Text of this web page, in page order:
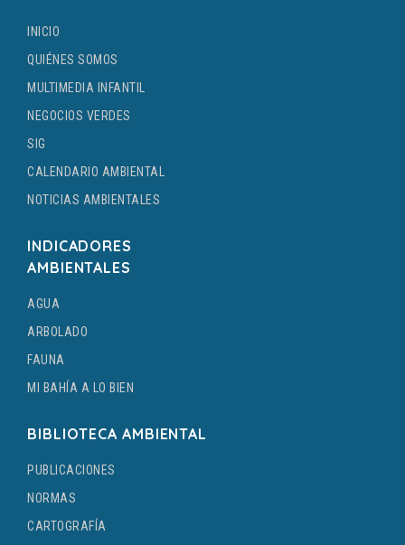
INICIO
QUIÉNES SOMOS
MULTIMEDIA INFANTIL
NEGOCIOS VERDES
SIG
CALENDARIO AMBIENTAL
NOTICIAS AMBIENTALES
INDICADORES
AMBIENTALES
AGUA
ARBOLADO
FAUNA
MI BAHÍA A LO BIEN
BIBLIOTECA AMBIENTAL
PUBLICACIONES
NORMAS
CARTOGRAFÍA